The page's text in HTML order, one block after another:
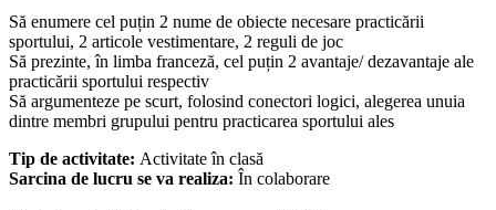
Să enumere cel puțin 2 nume de obiecte necesare practicării
sportului, 2 articole vestimentare, 2 reguli de joc
Să prezinte, în limba franceză, cel puțin 2 avantaje/ dezavantaje ale
practicării sportului respectiv
Să argumenteze pe scurt, folosind conectori logici, alegerea unuia
dintre membri grupului pentru practicarea sportului ales
Tip de activitate: Activitate în clasă
Sarcina de lucru se va realiza: În colaborare